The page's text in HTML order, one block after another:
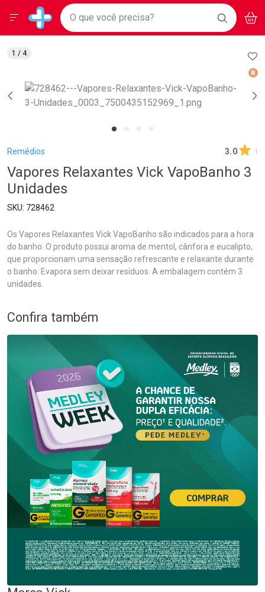
Drogarias Pacheco
Baixe nosso APP e aproveite Ofertas Exclusivas!
BAIXE
O APP
Ir direto para a home
pela página
Ir direto para o conteúdo
Ir direto para a busca
Ir direto para a conta
Ir direto para a notificações
Ir direto para o carrinho
Ir direto para o menu
Faça a sua busca
O que você precisa? BUSCAR
Menu
Breadcrumb
Remédios 3.0 1
Vapores Relaxantes Vick VapoBanho 3
Unidades
728462
Os Vapores Relaxantes Vick VapoBanho são indicados para a hora
do banho. O produto possui aroma de mentol, cânfora e eucalipto,
que proporcionam uma sensação refrescante e relaxante durante
o banho. Evapora sem deixar resíduos. A embalagem contém 3
unidades.
1 / 4
Confira também